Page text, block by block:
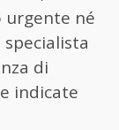
urgente né
di
indicate